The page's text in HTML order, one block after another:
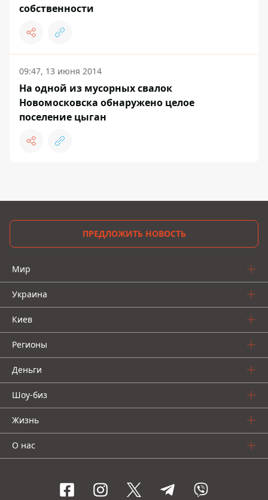
собственности
09:47, 13 июня 2014
На одной из мусорных свалок
Новомосковска обнаружено целое
поселение цыган
ПРЕДЛОЖИТЬ НОВОСТЬ
Мир
Украина
Киев
Регионы
Деньги
Шоу-биз
Жизнь
О нас